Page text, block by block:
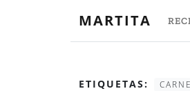
MARTITA
ETIQUETAS: